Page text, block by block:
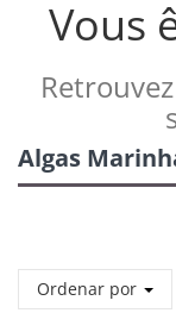
Vous
Algas
Ordenar por